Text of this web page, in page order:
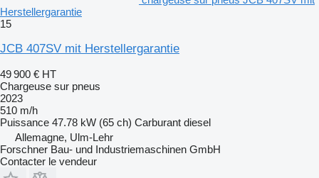
Herstellergarantie
15
JCB 407SV mit Herstellergarantie
49 900 € HT
Chargeuse sur pneus
2023
510 m/h
Puissance 47.78 kW (65 ch) Carburant diesel
Allemagne, Ulm-Lehr
Forschner Bau- und Industriemaschinen GmbH
Contacter le vendeur